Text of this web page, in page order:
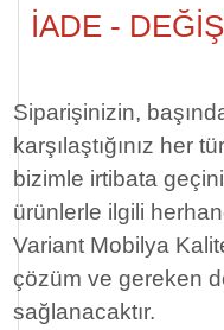
İADE -
Siparişinizin,
karşılaştığınız her
bizimle irtibata
ürünlerle ilgili
Variant Mobilya
çözüm ve gereken
sağlanacaktır.